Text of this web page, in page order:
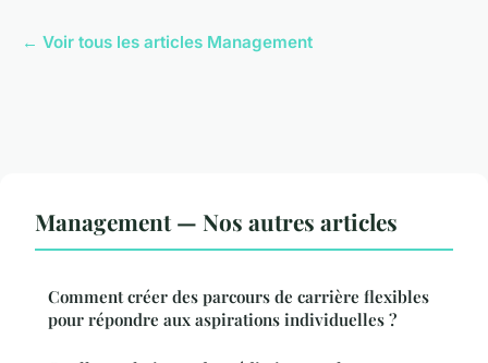
← Voir tous les articles Management
Management — Nos autres articles
Comment créer des parcours de carrière flexibles
pour répondre aux aspirations individuelles ?